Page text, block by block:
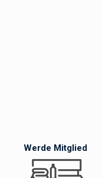
Werde Mitglied